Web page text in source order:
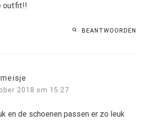
outfit!!
BEANTWOORDEN
2018 om 15:27
en de schoenen passen er zo leuk